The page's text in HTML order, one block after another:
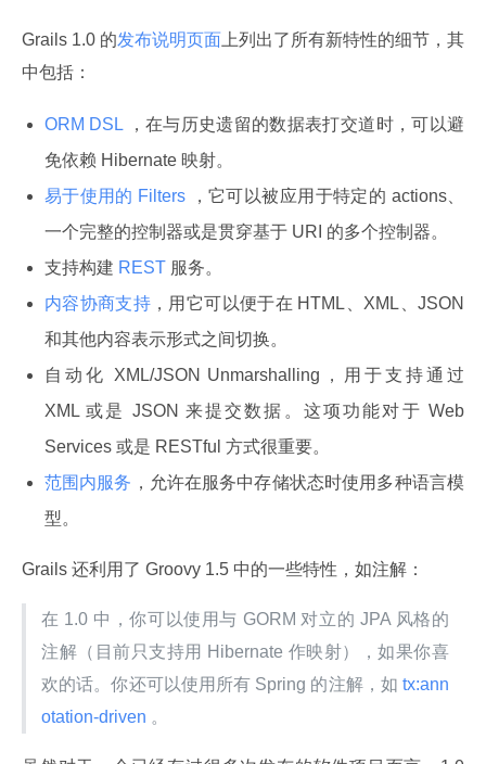
Grails 1.0 的发布说明页面 上列出了所有新特性的细节，其
中包括：
ORM DSL
，在与历史遗留的数据表打交道时，可以避
免依赖 Hibernate 映射。
易于使用的 Filters
，它可以被应用于特定的 actions、
一个完整的控制器或是贯穿基于 URI 的多个控制器。
支持构建 REST 服务。
内容协商支持 ，用它可以便于在 HTML、XML、JSON
和其他内容表示形式之间切换。
自动化 XML/JSON Unmarshalling，用于支持通过
XML 或是 JSON 来提交数据。这项功能对于 Web
Services 或是 RESTful 方式很重要。
范围内服务 ，允许在服务中存储状态时使用多种语言模
型。
Grails 还利用了 Groovy 1.5 中的一些特性，如注解：
在 1.0 中，你可以使用与 GORM 对立的 JPA 风格的
注解（目前只支持用 Hibernate 作映射），如果你喜
欢的话。你还可以使用所有 Spring 的注解，如 tx:ann
otation-driven 。